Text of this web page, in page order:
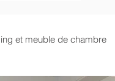
et meuble de chambre